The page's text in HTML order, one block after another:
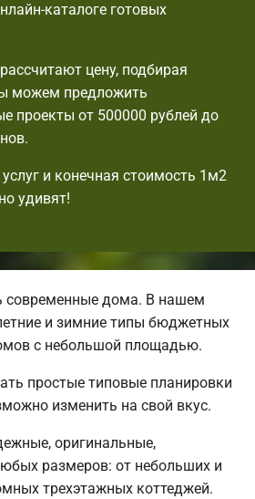
каталоге готовых
цену, подбирая
можем предложить
проекты от 500000 рублей до
и конечная стоимость 1м2
удивят!
современные дома. В нашем
и зимние типы бюджетных
с небольшой площадью.
простые типовые планировки
изменить на свой вкус.
оригинальные,
размеров: от небольших и
трехэтажных коттеджей.